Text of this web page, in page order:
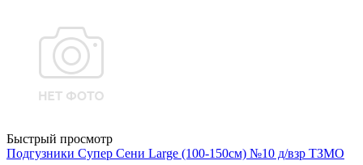
Быстрый просмотр
Подгузники Супер Сени Large (100-150см) №10 д/взр ТЗМО